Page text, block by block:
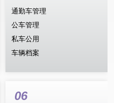
通勤车管理
公车管理
私车公用
车辆档案
06